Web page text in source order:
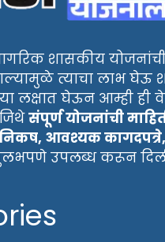
शासकीय
त्याचा लाभ घेऊ
लक्षात घेऊन आम्ही ही
संपूर्ण योजनांची
निकष, आवश्यक
उपलब्ध करून